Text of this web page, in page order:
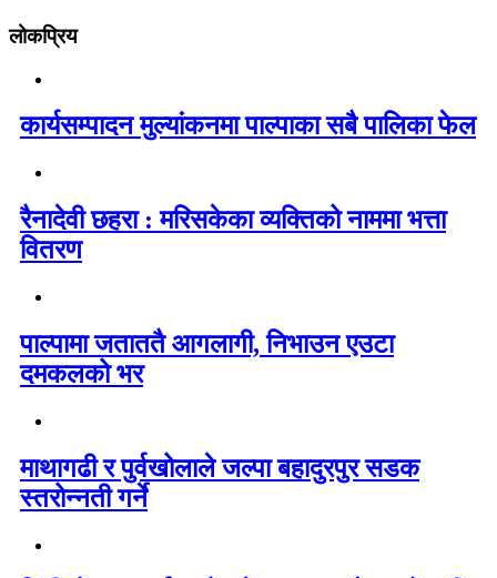
लोकप्रिय
कार्यसम्पादन मुल्यांकनमा पाल्पाका सबै पालिका फेल
रैनादेवी छहरा : मरिसकेका व्यक्तिको नाममा भत्ता
वितरण
पाल्पामा जताततै आगलागी, निभाउन एउटा
दमकलको भर
माथागढी र पुर्वखोलाले जल्पा बहादुरपुर सडक
स्तरोन्नती गर्ने